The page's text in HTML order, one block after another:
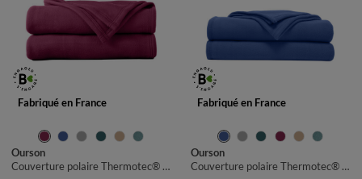
Fabriqué en France
Ourson
Couverture polaire Thermotec® 350 g/m²
Fabriqué en France
Ourson
Couverture polaire Thermotec® 350 g/m²